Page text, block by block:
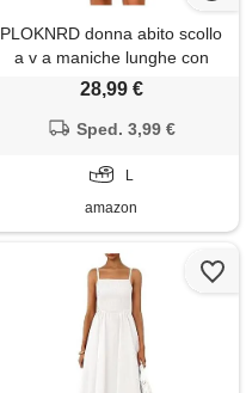
PLOKNRD donna abito scollo
a v a maniche lunghe con
tasche elegante abito a strati
fiori bianchi l
28,99 €
Sped. 3,99 €
L
amazon